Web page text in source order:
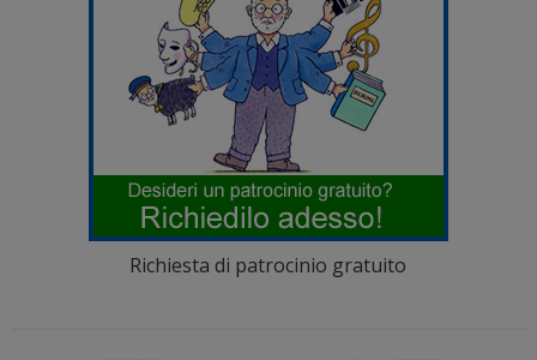
Richiesta di patrocinio gratuito